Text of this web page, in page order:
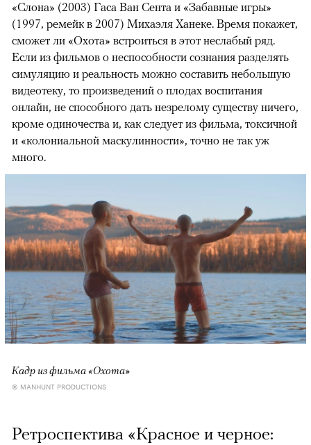
«Слона» (2003) Гаса Ван Сента и «Забавные игры»
(1997, ремейк в 2007) Михаэля Ханеке. Время покажет,
сможет ли «Охота» встроиться в этот неслабый ряд.
Если из фильмов о неспособности сознания разделять
симуляцию и реальность можно составить небольшую
видеотеку, то произведений о плодах воспитания
онлайн, не способного дать незрелому существу ничего,
кроме одиночества и, как следует из фильма, токсичной
и «колониальной маскулинности», точно не так уж
много.
Кадр из фильма «Охота»
© MANHUNT PRODUCTIONS
Ретроспектива «Красное и черное: